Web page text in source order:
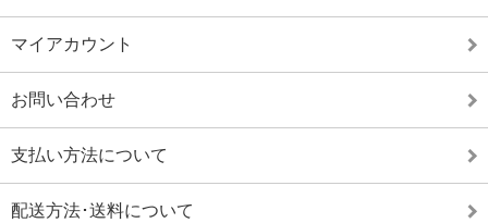
マイアカウント
お問い合わせ
支払い方法について
配送方法･送料について